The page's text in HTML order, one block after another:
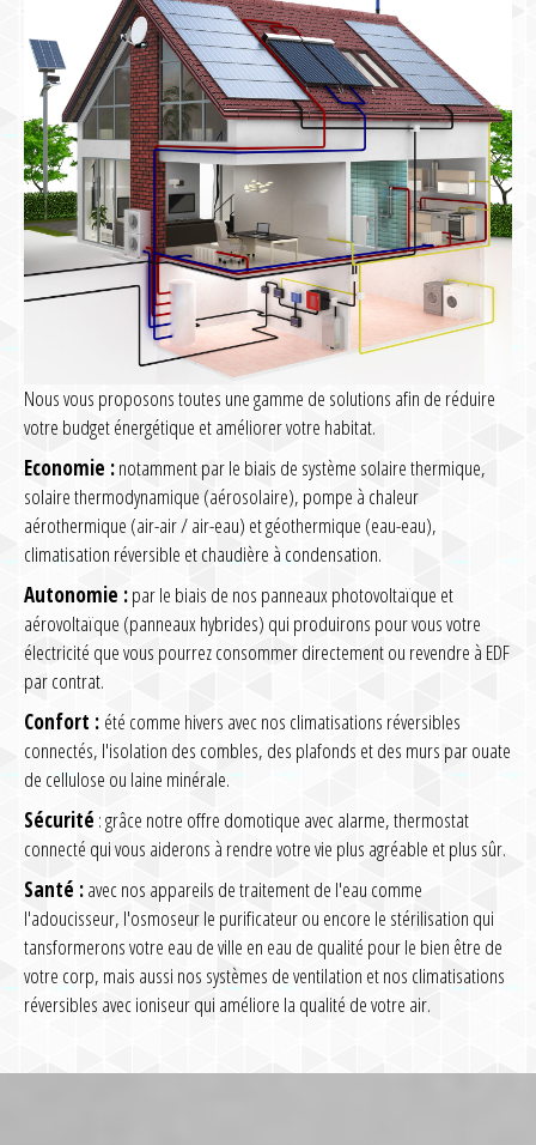
Nous vous proposons toutes une gamme de solutions afin de réduire
votre budget énergétique et améliorer votre habitat.
Economie :notamment par le biais de système solaire thermique,
solaire thermodynamique (aérosolaire), pompe à chaleur
aérothermique (air-air / air-eau) et géothermique (eau-eau),
climatisation réversible et chaudière à condensation.
Autonomie :par le biais de nos panneaux photovoltaïque et
aérovoltaïque (panneaux hybrides) qui produirons pour vous votre
électricité que vous pourrez consommer directement ou revendre à EDF
par contrat.
Confort : été comme hivers avec nos climatisations réversibles
connectés, l'isolation des combles, des plafonds et des murs par ouate
de cellulose ou laine minérale.
Sécurité : grâce notre offre domotique avec alarme, thermostat
connecté qui vous aiderons à rendre votre vie plus agréable et plus sûr.
Santé :avec nos appareils de traitement de l'eau comme
l'adoucisseur, l'osmoseur le purificateur ou encore le stérilisation qui
tansformerons votre eau de ville en eau de qualité pour le bien être de
votre corp, mais aussi nos systèmes de ventilation et nos climatisations
réversibles avec ioniseur qui améliore la qualité de votre air.